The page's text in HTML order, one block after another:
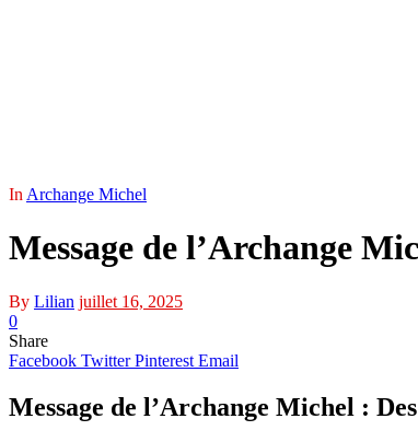
In Archange Michel
Message de l’Archange
By Lilian juillet 16, 2025
0
Share
Facebook Twitter Pinterest Email
Message de l’Archange Michel :